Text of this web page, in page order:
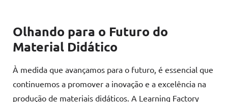
Olhando para o Futuro do
Material Didático
À medida que avançamos para o futuro, é essencial que
continuemos a promover a inovação e a excelência na
produção de materiais didáticos. A Learning Factory